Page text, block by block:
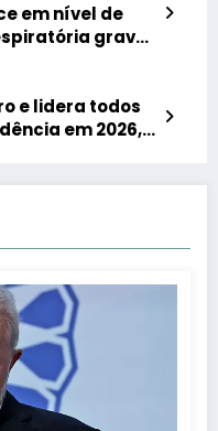
em nível de
grave,
e lidera todos
em 2026,